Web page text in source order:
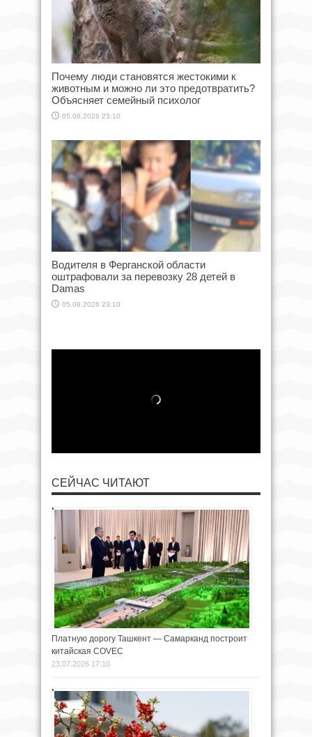
Почему люди становятся жестокими к
животным и можно ли это предотвратить?
Объясняет семейный психолог
05.08.2026 23:10
Водителя в Ферганской области
оштрафовали за перевозку 28 детей в
Damas
05.08.2026 23:10
СЕЙЧАС ЧИТАЮТ
Платную дорогу Ташкент — Самарканд построит
китайская COVEC
23.07.2026 17:10